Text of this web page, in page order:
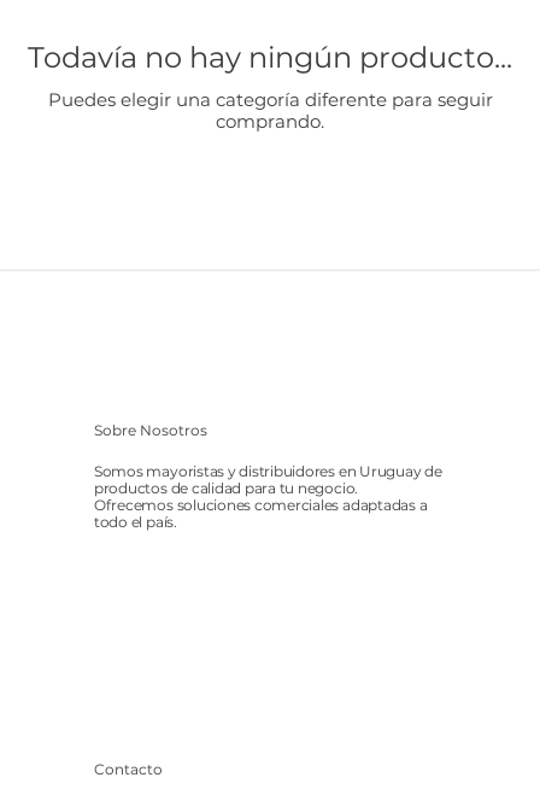
Todavía no hay ningún producto...
Puedes elegir una categoría diferente para seguir
comprando.
Sobre Nosotros
Somos mayoristas y distribuidores en Uruguay de
productos de calidad para tu negocio.
Ofrecemos soluciones comerciales adaptadas a
todo el país.
Contacto